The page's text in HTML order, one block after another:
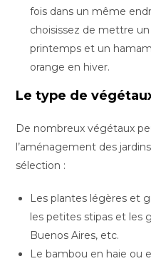
fois dans un même
choisissez de mettre
printemps et un
orange en hiver.
Le type de
De nombreux végétaux
l’aménagement des
sélection :
Les plantes légères et
les petites stipas et les
Buenos Aires, etc.
Le bambou en haie ou